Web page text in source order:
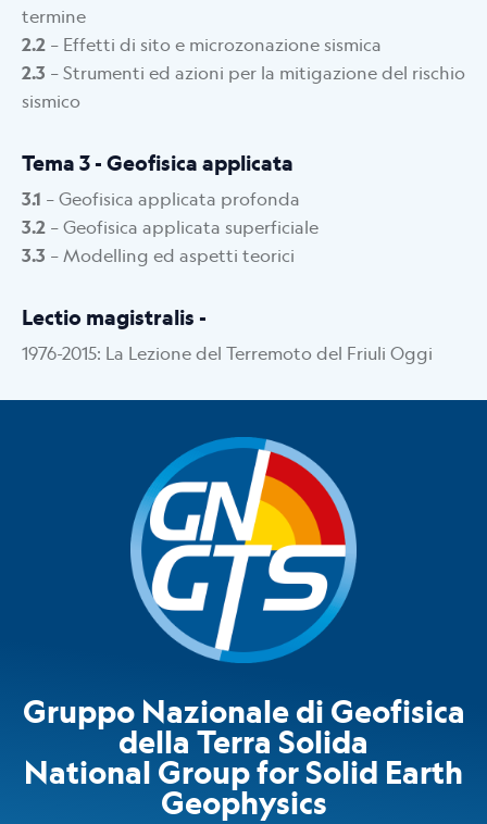
termine
2.2 – Effetti di sito e microzonazione sismica
2.3 – Strumenti ed azioni per la mitigazione del rischio
sismico
Tema 3 - Geofisica applicata
3.1 – Geofisica applicata profonda
3.2 – Geofisica applicata superficiale
3.3 – Modelling ed aspetti teorici
Lectio magistralis -
1976-2015: La Lezione del Terremoto del Friuli Oggi
Gruppo Nazionale di Geofisica
della Terra Solida
National Group for Solid Earth
Geophysics​